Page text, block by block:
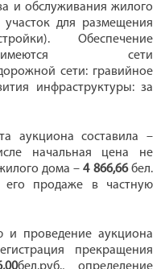
и обслуживания жилого
для размещения
Обеспечение
имеются сети
сети: гравийное
инфраструктуры: за
аукциона составила –
начальная цена не
дома –4 866,66бел.
его продаже в частную
и проведение аукциона
прекращения